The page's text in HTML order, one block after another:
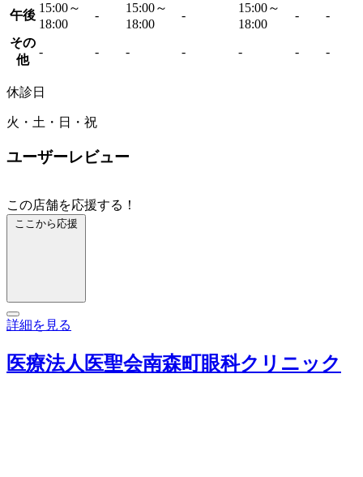
午後
15:00～
18:00
-
15:00～
18:00
-
15:00～
18:00
-
-
その
他
- - - - - - -
休診日
火・土・日・祝
ユーザーレビュー
この店舗を応援する！
ここから応援
詳細を見る
医療法人医聖会南森町眼科クリニック